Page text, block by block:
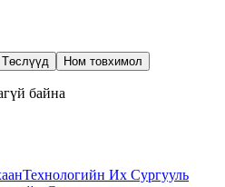
Төслүүд Ном товхимол
байна
Технологийн Их Сургууль